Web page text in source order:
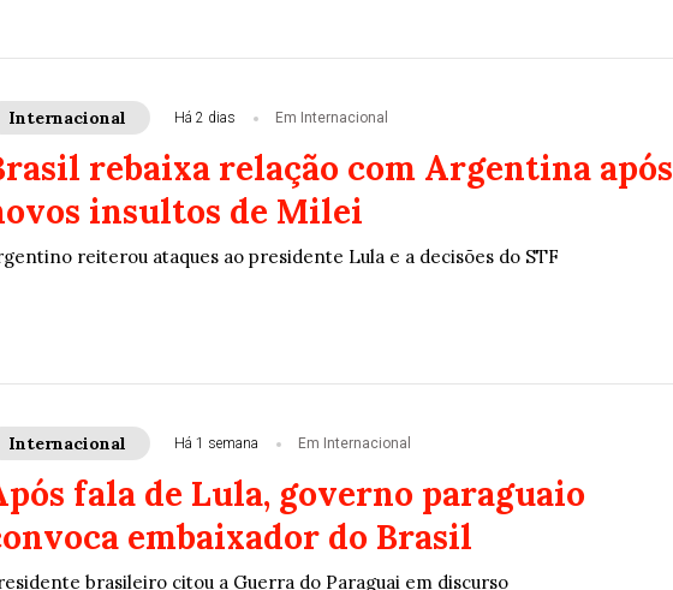
Internacional Há 2 dias Em Internacional
rebaixa relação com Argentina após
insultos de Milei
reiterou ataques ao presidente Lula e a decisões do STF
Internacional Há 1 semana Em Internacional
fala de Lula, governo paraguaio
embaixador do Brasil
brasileiro citou a Guerra do Paraguai em discurso